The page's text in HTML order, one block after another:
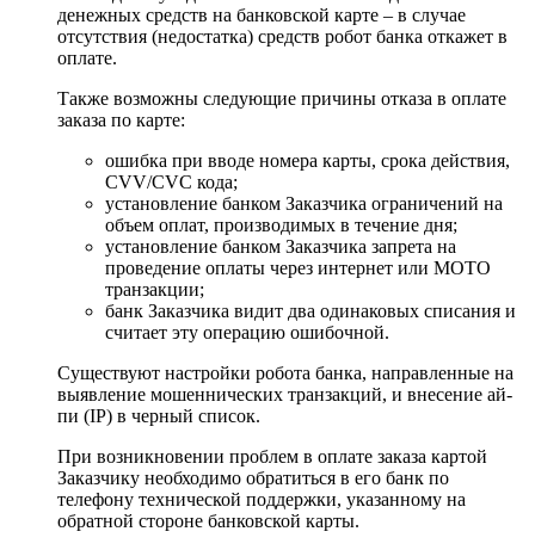
денежных средств на банковской карте – в случае
отсутствия (недостатка) средств робот банка откажет в
оплате.
Также возможны следующие причины отказа в оплате
заказа по карте:
ошибка при вводе номера карты, срока действия,
CVV/CVC кода;
установление банком Заказчика ограничений на
объем оплат, производимых в течение дня;
установление банком Заказчика запрета на
проведение оплаты через интернет или MOTO
транзакции;
банк Заказчика видит два одинаковых списания и
считает эту операцию ошибочной.
Существуют настройки робота банка, направленные на
выявление мошеннических транзакций, и внесение ай-
пи (IP) в черный список.
При возникновении проблем в оплате заказа картой
Заказчику необходимо обратиться в его банк по
телефону технической поддержки, указанному на
обратной стороне банковской карты.